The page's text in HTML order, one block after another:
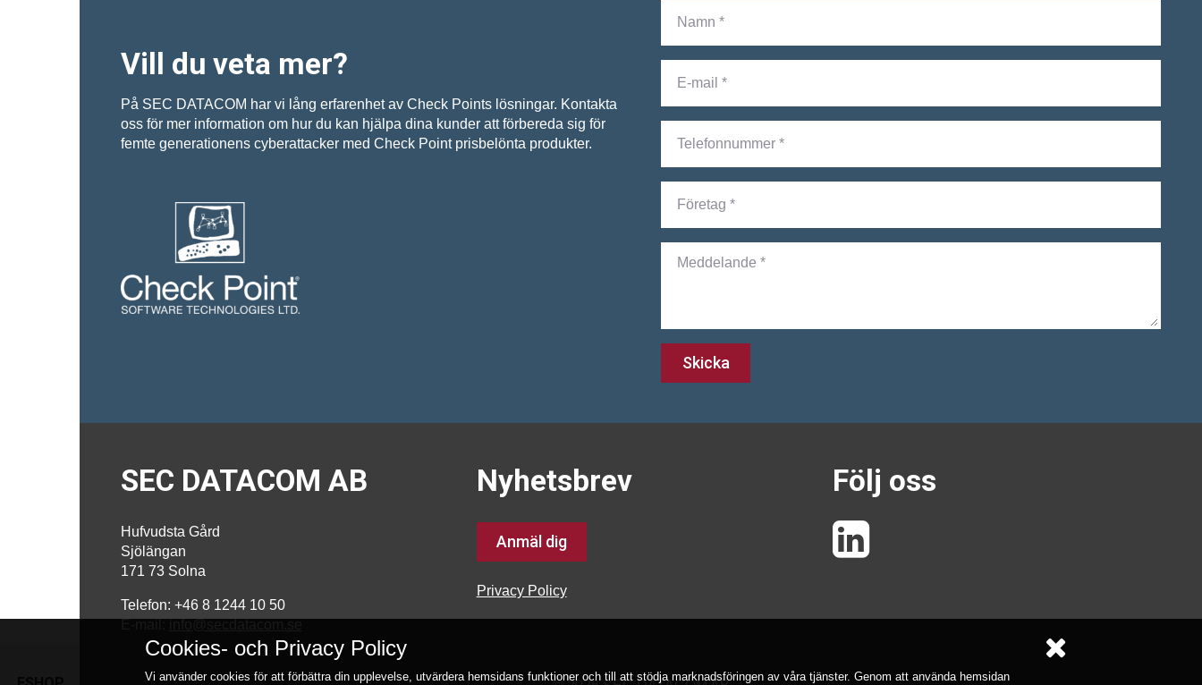
Vill du veta mer?
På SEC DATACOM har vi lång erfarenhet av Check Points lösningar. Kontakta
oss för mer information om hur du kan hjälpa dina kunder att förbereda sig för
femte generationens cyberattacker med Check Point prisbelönta produkter.
Skicka
SEC DATACOM AB
Hufvudsta Gård
Sjölängan
171 73 Solna
Telefon: +46 8 1244 10 50
Nyhetsbrev
Anmäl dig
Privacy Policy
Följ oss
Cookies- och Privacy Policy
Vi använder cookies för att förbättra din upplevelse, utvärdera hemsidans funktioner och till att stödja marknadsföringen av våra tjänster. Genom att använda hemsidan